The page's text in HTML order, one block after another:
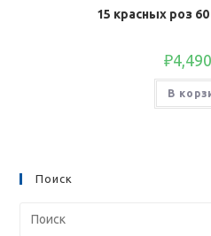
15 красных роз
₽
В
Поиск